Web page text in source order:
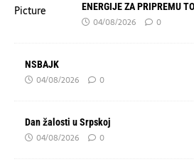
ENERGIJE ZA PRIPREMU
04/08/2026 0
NSBAJK
04/08/2026 0
Dan žalosti u Srpskoj
04/08/2026 0